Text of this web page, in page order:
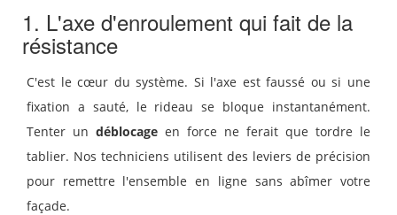
1. L'axe d'enroulement qui fait de la
résistance
C'est le cœur du système. Si l'axe est faussé ou si une
fixation a sauté, le rideau se bloque instantanément.
Tenter un déblocage en force ne ferait que tordre le
tablier. Nos techniciens utilisent des leviers de précision
pour remettre l'ensemble en ligne sans abîmer votre
façade.